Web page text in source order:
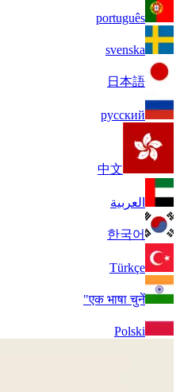
português
svenska
日本語
русский
中文
العربية
한국어
Türkçe
एक भाषा चुनें"
Polski